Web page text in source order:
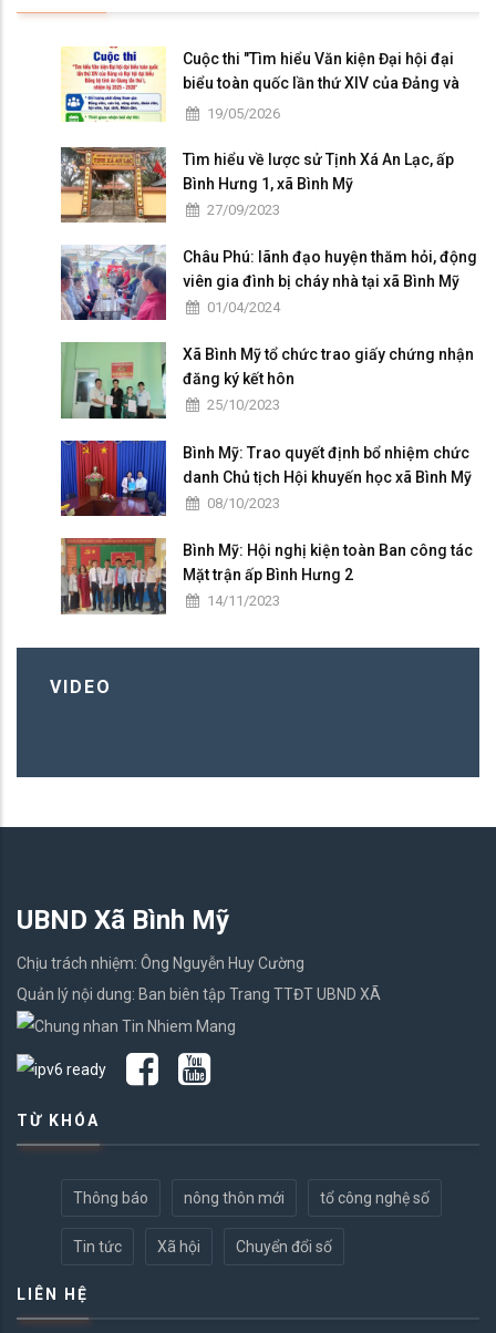
Cuộc thi "Tìm hiểu Văn kiện Đại hội đại
biểu toàn quốc lần thứ XIV của Đảng và
Đại hội đại biểu Đảng bộ tỉnh An Giang lần
19/05/2026
Tìm hiểu về lược sử Tịnh Xá An Lạc, ấp
Bình Hưng 1, xã Bình Mỹ
27/09/2023
Châu Phú: lãnh đạo huyện thăm hỏi, động
viên gia đình bị cháy nhà tại xã Bình Mỹ
01/04/2024
Xã Bình Mỹ tổ chức trao giấy chứng nhận
đăng ký kết hôn
25/10/2023
Bình Mỹ: Trao quyết định bổ nhiệm chức
danh Chủ tịch Hội khuyến học xã Bình Mỹ
08/10/2023
Bình Mỹ: Hội nghị kiện toàn Ban công tác
Mặt trận ấp Bình Hưng 2
14/11/2023
VIDEO
UBND Xã Bình Mỹ
Chịu trách nhiệm: Ông Nguyễn Huy Cường
Quản lý nội dung: Ban biên tập Trang TTĐT UBND XÃ
TỪ KHÓA
Thông báo nông thôn mới tổ công nghệ số
Tin tức Xã hội Chuyển đổi số
LIÊN HỆ